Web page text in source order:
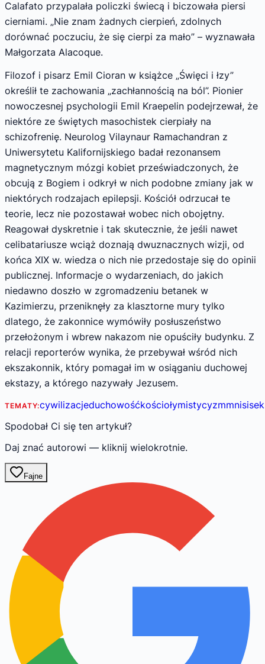
Calafato przypalała policzki świecą i biczowała piersi
cierniami. „Nie znam żadnych cierpień, zdolnych
dorównać poczuciu, że się cierpi za mało” – wyznawała
Małgorzata Alacoque.
Filozof i pisarz Emil Cioran w książce „Święci i łzy”
określił te zachowania „zachłannością na ból”. Pionier
nowoczesnej psychologii Emil Kraepelin podejrzewał, że
niektóre ze świętych masochistek cierpiały na
schizofrenię. Neurolog Vilaynaur Ramachandran z
Uniwersytetu Kalifornijskiego badał rezonansem
magnetycznym mózgi kobiet przeświadczonych, że
obcują z Bogiem i odkrył w nich podobne zmiany jak w
niektórych rodzajach epilepsji. Kościół odrzucał te
teorie, lecz nie pozostawał wobec nich obojętny.
Reagował dyskretnie i tak skutecznie, że jeśli nawet
celibatariusze wciąż doznają dwuznacznych wizji, od
końca XIX w. wiedza o nich nie przedostaje się do opinii
publicznej. Informacje o wydarzeniach, do jakich
niedawno doszło w zgromadzeniu betanek w
Kazimierzu, przeniknęły za klasztorne mury tylko
dlatego, że zakonnice wymówiły posłuszeństwo
przełożonym i wbrew nakazom nie opuściły budynku. Z
relacji reporterów wynika, że przebywał wśród nich
ekszakonnik, który pomagał im w osiąganiu duchowej
ekstazy, a którego nazywały Jezusem.
TEMATY:cywilizacjeduchowośćkościołymistycyzmmnisi
Spodobał Ci się ten artykuł?
Daj znać autorowi — kliknij wielokrotnie.
Fajne